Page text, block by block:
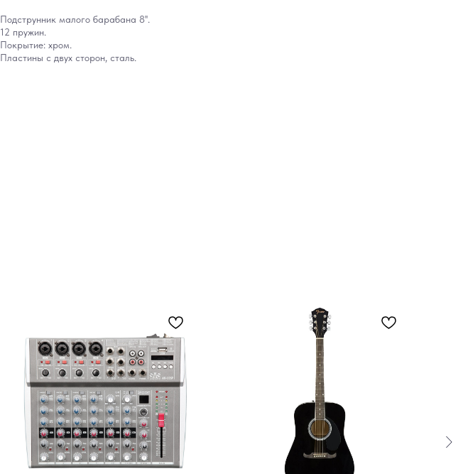
Подструнник малого барабана 8''.
12 пружин.
Покрытие: хром.
Пластины с двух сторон, сталь.